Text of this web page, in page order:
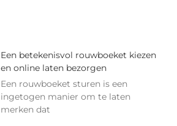
Een betekenisvol rouwboeket kiezen
en online laten bezorgen
Een rouwboeket sturen is een
ingetogen manier om te laten
merken dat